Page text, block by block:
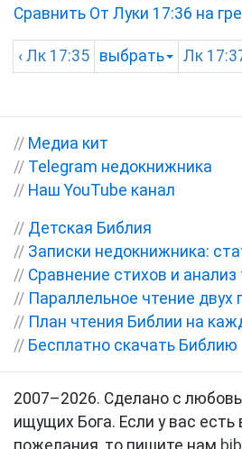
Сравнить От Луки 17:36 на
‹ Лк 17:35 выбрать Лк
// Медиа кит
// Telegram недокнижника
// Наш YouTube канал
// Детская Библия
// Записки недокнижника:
// Сравнение стихов и анализ
// Параллельное чтение двух
// План чтения Библии на
// Бесплатно скачать Библию
2007–2026. Сделано с
ищущих Бога. Если у вас есть
пожелания, то пишите нам